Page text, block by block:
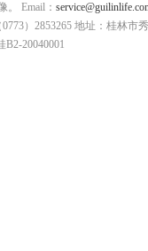
Email：
）2853265 地址：桂林
20040001